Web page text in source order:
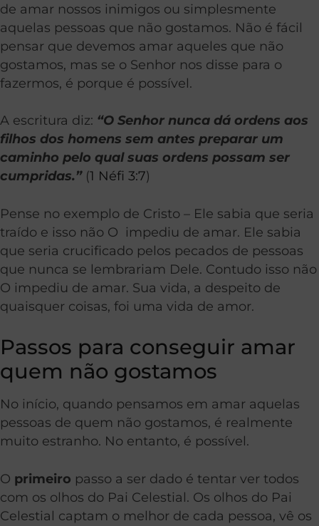
de amar nossos inimigos ou simplesmente
aquelas pessoas que não gostamos. Não é fácil
pensar que devemos amar aqueles que não
gostamos, mas se o Senhor nos disse para o
fazermos, é porque é possível.
A escritura diz: “O Senhor nunca dá ordens aos
filhos dos homens sem antes preparar um
caminho pelo qual suas ordens possam ser
cumpridas.” (1 Néfi 3:7)
Pense no exemplo de Cristo – Ele sabia que seria
traído e isso não O impediu de amar. Ele sabia
que seria crucificado pelos pecados de pessoas
que nunca se lembrariam Dele. Contudo isso não
O impediu de amar. Sua vida, a despeito de
quaisquer coisas, foi uma vida de amor.
Passos para conseguir amar
quem não gostamos
No início, quando pensamos em amar aquelas
pessoas de quem não gostamos, é realmente
muito estranho. No entanto, é possível.
O primeiro passo a ser dado é tentar ver todos
com os olhos do Pai Celestial. Os olhos do Pai
Celestial captam o melhor de cada pessoa, vê os